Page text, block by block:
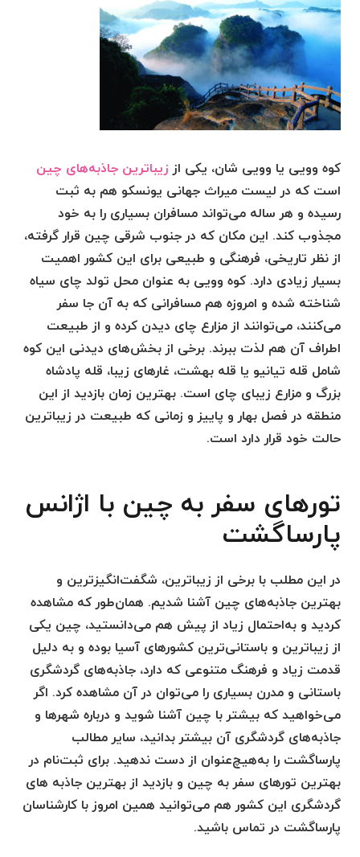
کوه وویی یا وویی شان، یکی اززیباترین جاذبه‌های چین
است که در لیست میراث جهانی یونسکو هم به ثبت
رسیده و هر ساله می‌تواند مسافران بسیاری را به خود
مجذوب کند. این مکان که در جنوب شرقی چین قرار گرفته،
از نظر تاریخی، فرهنگی و طبیعی برای این کشور اهمیت
بسیار زیادی دارد. کوه وویی به عنوان محل تولد چای سیاه
شناخته شده و امروزه هم مسافرانی که به آن جا سفر
می‌کنند، می‌توانند از مزارع چای دیدن کرده و از طبیعت
اطراف آن هم لذت ببرند. برخی از بخش‌های دیدنی این کوه
شامل قله تیانیو یا قله بهشت، غارهای زیبا، قله پادشاه
بزرگ و مزارع زیبای چای است. بهترین زمان بازدید از این
منطقه در فصل بهار و پاییز و زمانی که طبیعت در زیباترین
حالت خود قرار دارد است.
تورهای سفر به چین با اژانس
پارساگشت
در این مطلب با برخی از زیباترین، شگفت‌انگیزترین و
بهترین جاذبه‌های چین آشنا شدیم. همان‌طور که مشاهده
کردید و به‌احتمال زیاد از پیش هم می‌دانستید، چین یکی
از زیباترین و باستانی‌ترین کشورهای آسیا بوده و به دلیل
قدمت زیاد و فرهنگ متنوعی که دارد، جاذبه‌های گردشگری
باستانی و مدرن بسیاری را می‌توان در آن مشاهده کرد. اگر
می‌خواهید که بیشتر با چین آشنا شوید و درباره شهرها و
جاذبه‌های گردشگری آن بیشتر بدانید، سایر مطالب
پارساگشت را به‌هیچ‌عنوان از دست ندهید. برای ثبت‌نام در
بهترین تورهای سفر به چین و بازدید از بهترین جاذبه های
گردشگری این کشور هم می‌توانید همین امروز با کارشناسان
پارساگشت در تماس باشید.